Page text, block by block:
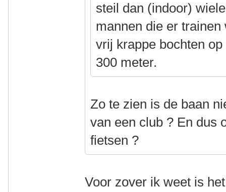
steil dan (indoor)
mannen die er
vrij krappe bochten
300 meter.
Zo te zien is de baan
van een club ? En dus
fietsen ?
Voor zover ik weet is